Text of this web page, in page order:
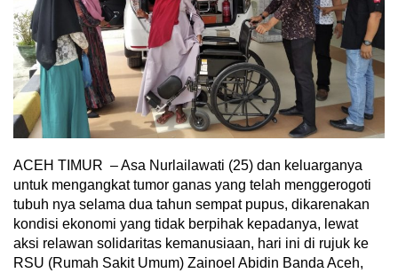
ACEH TIMUR – Asa Nurlailawati (25) dan keluarganya
untuk mengangkat tumor ganas yang telah menggerogoti
tubuh nya selama dua tahun sempat pupus, dikarenakan
kondisi ekonomi yang tidak berpihak kepadanya, lewat
aksi relawan solidaritas kemanusiaan, hari ini di rujuk ke
RSU (Rumah Sakit Umum) Zainoel Abidin Banda Aceh,